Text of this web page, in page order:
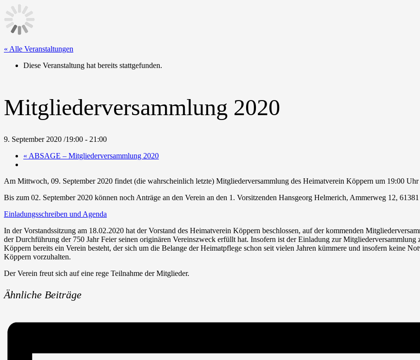
« Alle Veranstaltungen
Diese Veranstaltung hat bereits stattgefunden.
Mitgliederversammlung 2020
9. September 2020 /19:00 - 21:00
« ABSAGE – Mitgliederversammlung 2020
Am Mittwoch, 09. September 2020 findet (die wahrscheinlich letzte) Mitgliederversammlung des Heimatverein Köppern um 19:00
Bis zum 02. September 2020 können noch Anträge an den Verein an den 1. Vorsitzenden Hansgeorg Helmerich, Ammerweg 12,
Einladungsschreiben und Agenda
In der Vorstandssitzung am 18.02.2020 hat der Vorstand des Heimatverein Köppern beschlossen, auf der kommenden
der Durchführung der 750 Jahr Feier seinen originären Vereinszweck erfüllt hat. Insofern ist der Einladung zur Mitgliederversammlung
Köppern bereits ein Verein besteht, der sich um die Belange der Heimatpflege schon seit vielen Jahren kümmere und insofern keine
Köppern vorzuhalten.
Der Verein freut sich auf eine rege Teilnahme der Mitglieder.
Ähnliche Beiträge